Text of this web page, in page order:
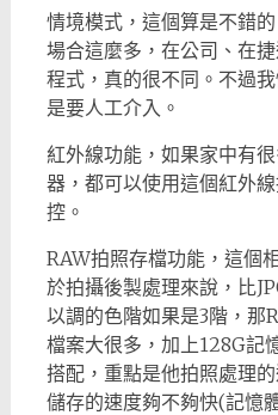
情境模式，這個算是不錯
場合這麼多，在公司、在
程式，真的很不同。不過
是要人工介入。
紅外線功能，如果家中有
器，都可以使用這個紅外
控。
RAW拍照存檔功能，這個
於拍攝後製處理來說，比
以調的色階如果是3階，那
檔案大很多，加上128G記
搭配，重點是他拍照處理
儲存的速度夠不夠快(記憶